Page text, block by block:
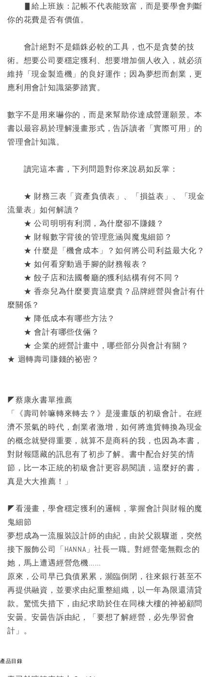
▋給上班族：記帳不代表能致富，而是要學會判斷
你的花費是否有價值。
會計絕對不是錙銖必較的工具，也不是貪婪的技
術。想要公司要穩定獲利、想要增加個人收入，就必須
維持「現金製造機」的良好運作；因為夢想而創業，更
應利用會計知識築夢踏實。
數字不是用來嚇你的，而是來幫助你達成營運願景。本
書以最容易於理解漫畫形式，告訴讀者「實際可用」的
管理會計知識。
讀完這本書，下列問題對你來說易如反掌：
★ 財務三表「資產負債表」、「損益表」、「現金
流量表」如何解讀？
★ 公司明明有利潤，為什麼卻不賺錢？
★ 財報數字背後的管理意涵與魔鬼細節？
★ 什麼是「機會成本」？如何將公司利益最大化？
★ 如何看穿動過手腳的財務報表？
★ 餃子店和法國餐廳的獲利結構有何不同？
★ 香奈兒為什麼要賣這麼貴？品牌經營與會計有什
麼關係？
★ 降低成本有哪些方法？
★ 會計有哪些伎倆？
★ 企業的經營計畫中，哪些部分與會計有關？
★ 迴轉壽司賺錢的祕密？
◤蔡康永書單推薦
「《壽司幹嘛轉來轉去？》是漫畫版的初級會計。在經
濟不景氣的時代，創業者激增，如何將進貨轉換為現金
的概念就變得重要，就算不是商科的我，也因為本書，
對財報隱藏的訊息有了初步了解。書中配合好笑的情
節，比一本正統的初級會計更容易閱讀，這麼好的書，
真是大大推薦！」
◤看漫畫，學會穩定獲利的邏輯，掌握會計與財報的魔
鬼細節
夢想成為一流服裝設計師的由紀，由於父親驟逝，突然
接下服飾公司「HANNA」社長一職。對經營毫無觀念的
她，馬上遭遇經營危機……
原來，公司早已負債累累，瀕臨倒閉，往來銀行甚至不
再提供融資，並要求由紀重整組織，以一年為限還清貸
款。驚慌失措下，由紀求助於住在同棟大樓的神祕顧問
安曇。安曇告訴由紀，「要想了解經營，必先學習會
計」。
產品目錄